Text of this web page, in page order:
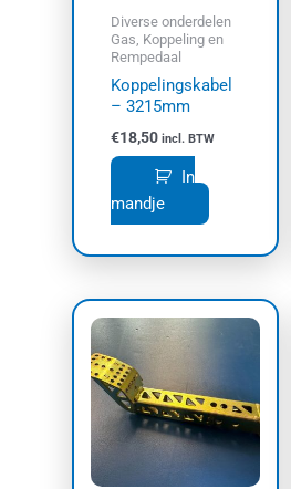
Diverse onderdelen
Gas, Koppeling en
Rempedaal
Koppelingskabel
– 3215mm
€18,50 incl. BTW
In
mandje